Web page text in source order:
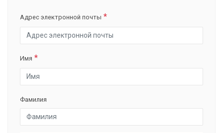
Адрес электронной почты
Имя
Фамилия